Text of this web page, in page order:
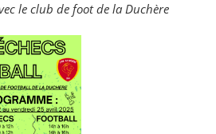
le club de foot de la Duchère